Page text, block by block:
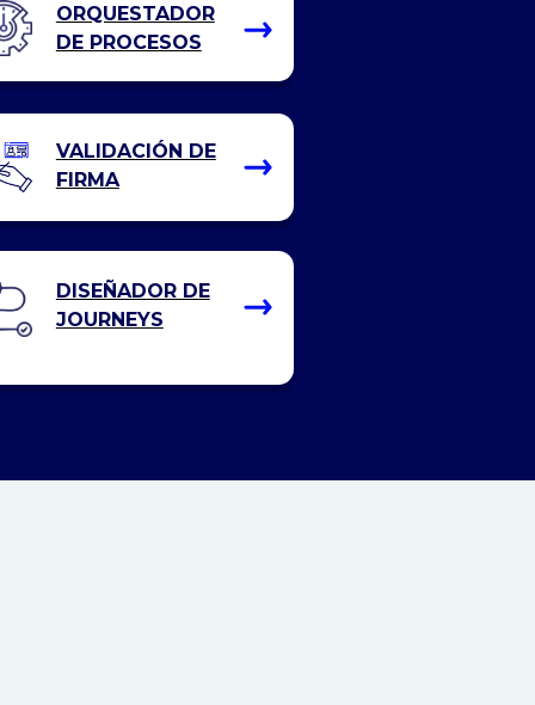
ORQUESTADOR
DE PROCESOS
VALIDACIÓN DE
FIRMA
DISEÑADOR DE
JOURNEYS